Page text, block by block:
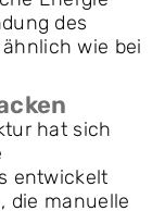
des
ähnlich wie bei
hat sich
entwickelt
die manuelle